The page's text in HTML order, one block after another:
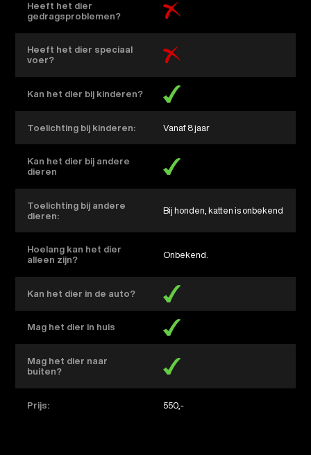
Heeft het dier
gedragsproblemen?
Heeft het dier speciaal
voer?
Kan het dier bij kinderen?
Toelichting bij kinderen: Vanaf 8 jaar
Kan het dier bij andere
dieren
Toelichting bij andere
dieren:
bij honden, katten is onbekend
Hoelang kan het dier
alleen zijn?
Onbekend.
Kan het dier in de auto?
Mag het dier in huis
Mag het dier naar
buiten?
Prijs: 550,-